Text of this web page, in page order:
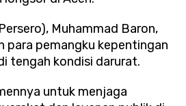
Muhammad Baron,
para pemangku kepentingan
tengah kondisi darurat.
untuk menjaga